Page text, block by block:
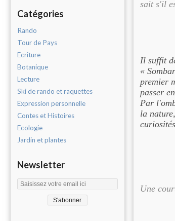
Catégories
Rando
Tour de Pays
Ecriture
Botanique
Lecture
Ski de rando et raquettes
Expression personnelle
Contes et Histoires
Ecologie
Jardin et plantes
Newsletter
sait s'il
Il suffit
«
premier
passer
Par
la
Une